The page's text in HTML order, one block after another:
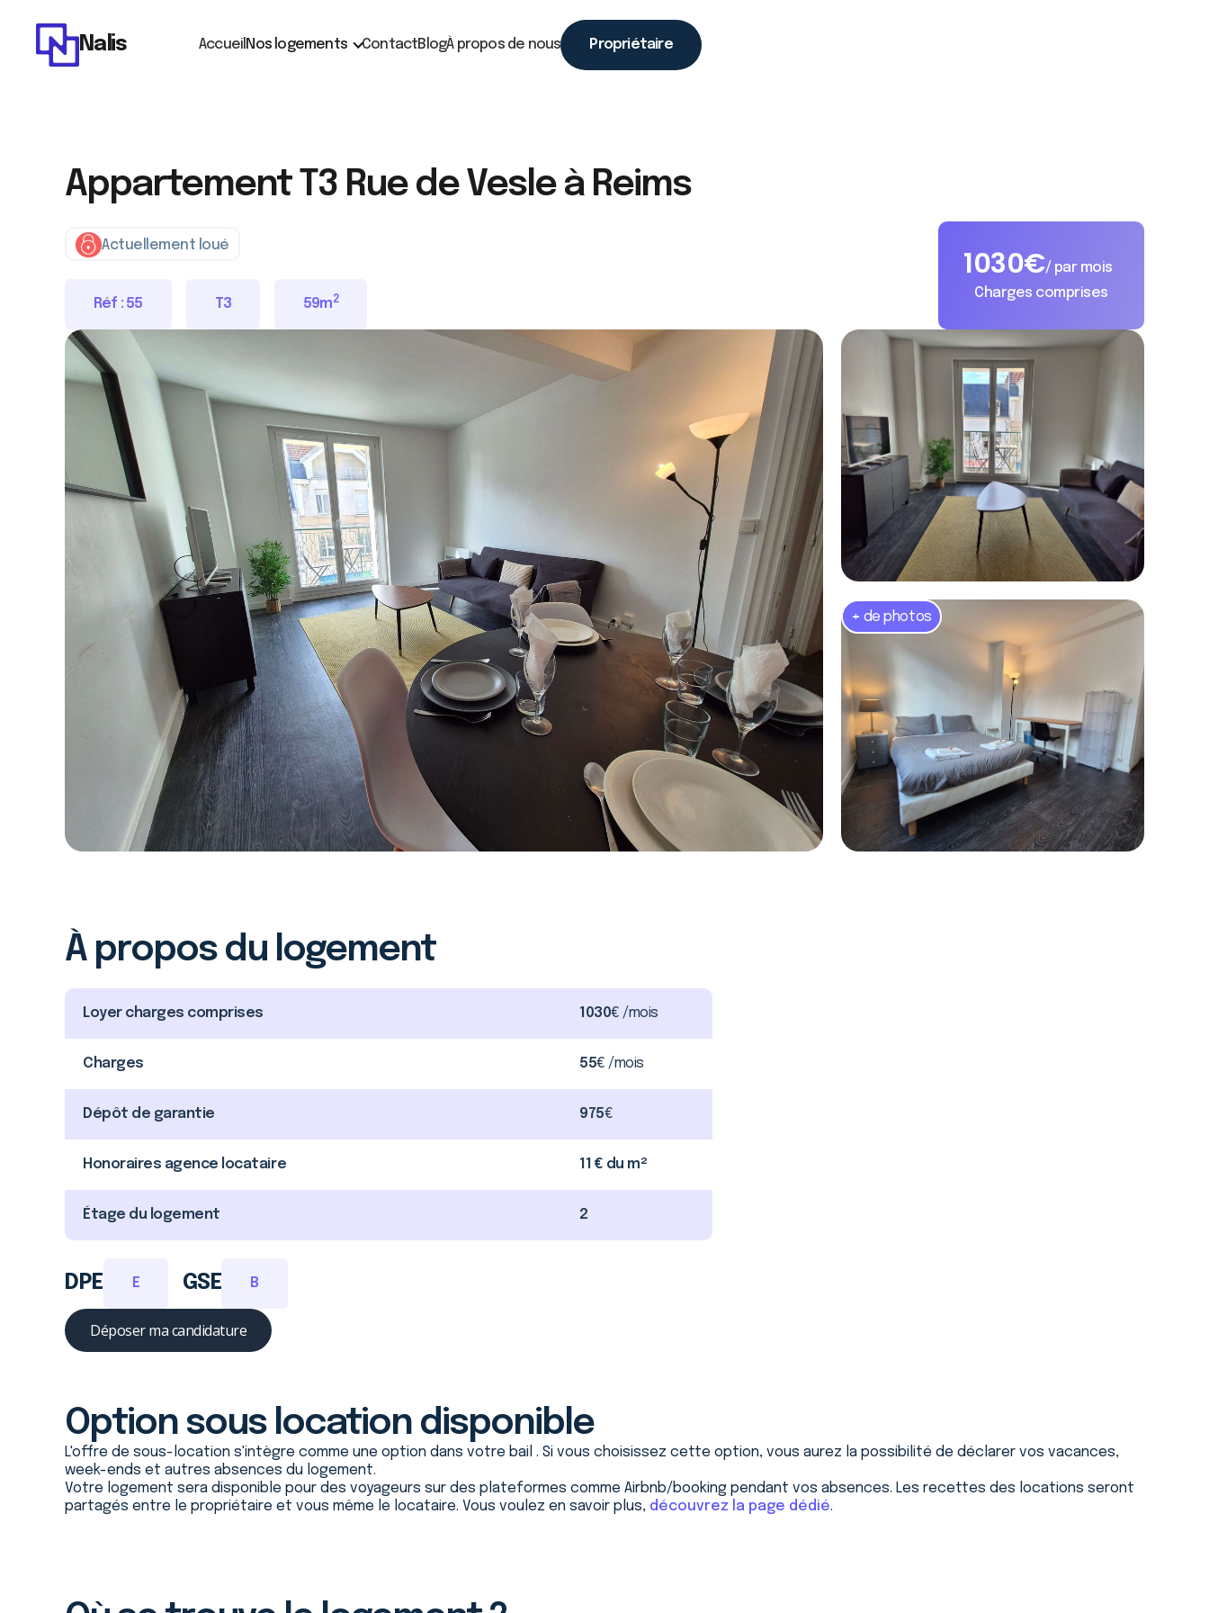
Nalis Accueil Nos logements ContactBlogÀ propos de nous Propriétaire
Appartement T3 Rue de Vesle à Reims
Actuellement loué
Réf : 55 T3 59m2
1030€/ par mois
Charges comprises
+ de photos
À propos du logement
Loyer charges comprises 1030€ /mois
Charges 55€ /mois
Dépôt de garantie 975€
Honoraires agence locataire 11 € du m²
Étage du logement 2
DPE E GSE B
Déposer ma candidature
Option sous location disponible
L'offre de sous-location s'intègre comme une option dans votre bail . Si vous choisissez cette option, vous aurez la possibilité de déclarer vos vacances,
week-ends et autres absences du logement.
Votre logement sera disponible pour des voyageurs sur des plateformes comme Airbnb/booking pendant vos absences. Les recettes des locations seront
partagés entre le propriétaire et vous même le locataire. Vous voulez en savoir plus, découvrez la page dédié.